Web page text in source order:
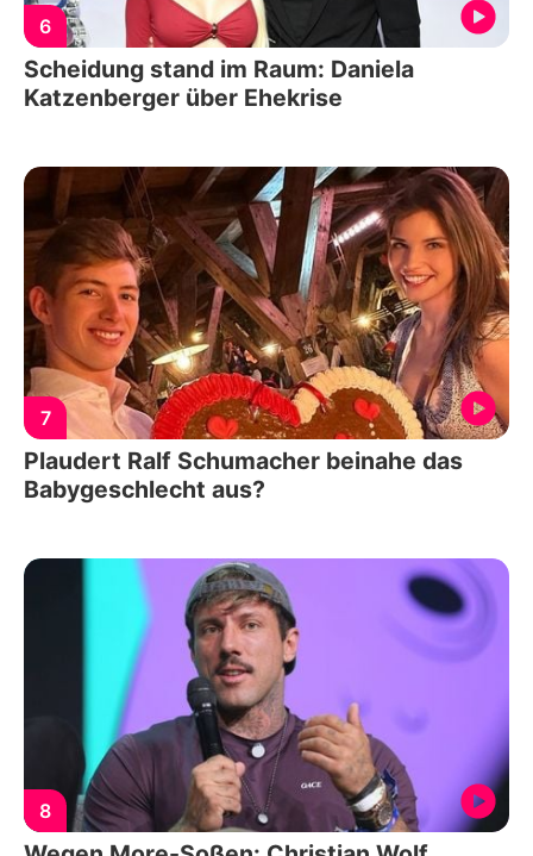
6
Scheidung stand im Raum: Daniela
Katzenberger über Ehekrise
7
Plaudert Ralf Schumacher beinahe das
Babygeschlecht aus?
8